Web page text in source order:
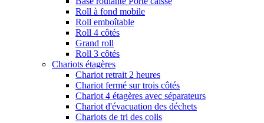
Roll à fond mobile
Roll emboîtable
Roll 4 côtés
Grand roll
Roll 3 côtés
Chariots étagères
Chariot retrait 2 heures
Chariot fermé sur trois côtés
Chariot 4 étagères avec séparateurs
Chariot d'évacuation des déchets
Chariots de tri des colis